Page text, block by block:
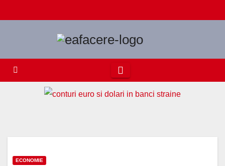
to
ECONOMIE